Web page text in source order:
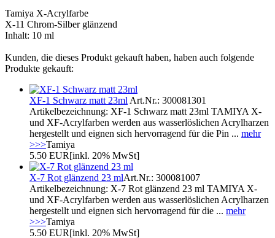
Tamiya X-Acrylfarbe
X-11 Chrom-Silber glänzend
Inhalt: 10 ml
Kunden, die dieses Produkt gekauft haben, haben auch folgende
Produkte gekauft:
XF-1 Schwarz matt 23ml Art.Nr.: 300081301
Artikelbezeichnung: XF-1 Schwarz matt 23ml TAMIYA X-
und XF-Acrylfarben werden aus wasserlöslichen Acrylharzen
hergestellt und eignen sich hervorragend für die Pin ... mehr
>>>Tamiya
5.50 EUR[inkl. 20% MwSt]
X-7 Rot glänzend 23 mlArt.Nr.: 300081007
Artikelbezeichnung: X-7 Rot glänzend 23 ml TAMIYA X-
und XF-Acrylfarben werden aus wasserlöslichen Acrylharzen
hergestellt und eignen sich hervorragend für die ... mehr
>>>Tamiya
5.50 EUR[inkl. 20% MwSt]